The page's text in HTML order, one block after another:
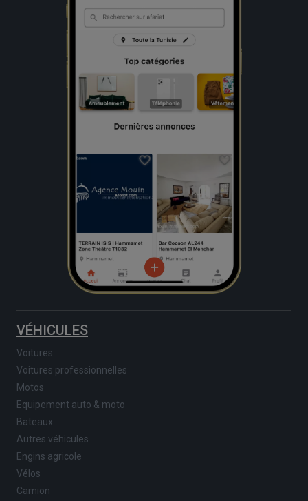
VÉHICULES
Voitures
Voitures professionnelles
Motos
Equipement auto & moto
Bateaux
Autres véhicules
Engins agricole
Vélos
Camion